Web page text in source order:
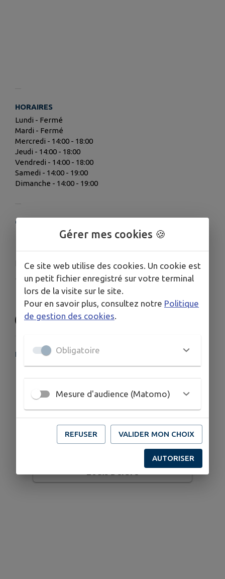
HORAIRES
Lundi - Fermé
Mardi - Fermé
Mercredi - 14:00 - 18:00
Jeudi - 14:00 - 18:00
Vendredi - 14:00 - 18:00
Samedi - 14:00 - 19:00
Dimanche - 14:00 - 19:00
COORDONNÉES
1 Chemin Du Château Du Conon, 41120 Cellettes
contact@chateau-conon.fr
www.musee-louis-derbre.com/
02.54.78.14.43
NOS ACTUALITÉS
Tarif Cellettois au musée-promenade
Gérer mes cookies 🍪
Ce site web utilise des cookies. Un cookie est
un petit fichier enregistré sur votre terminal
lors de la visite sur le site.
Pour en savoir plus, consultez notre Politique
de gestion des cookies
Obligatoire
Mesure d'audience (Matomo)
REFUSER VALIDER MON CHOIX
AUTORISER